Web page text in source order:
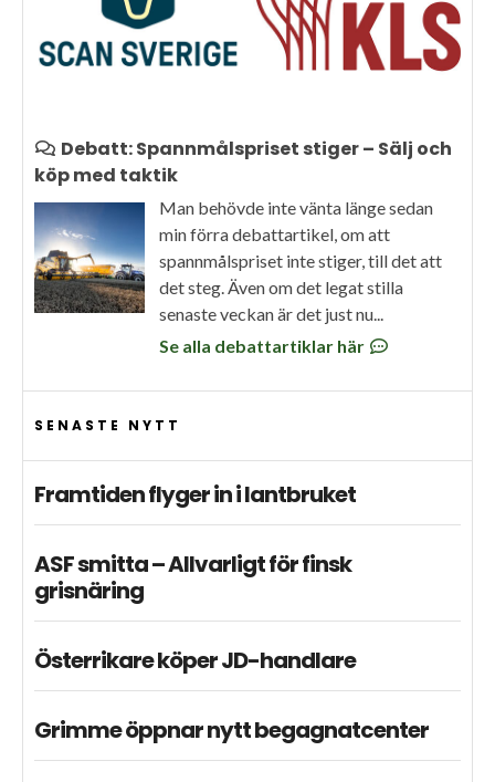
Debatt: Spannmålspriset stiger – Sälj och
köp med taktik
Man behövde inte vänta länge sedan
min förra debattartikel, om att
spannmålspriset inte stiger, till det att
det steg. Även om det legat stilla
senaste veckan är det just nu...
Se alla debattartiklar här
SENASTE NYTT
Framtiden flyger in i lantbruket
ASF smitta – Allvarligt för finsk
grisnäring
Österrikare köper JD-handlare
Grimme öppnar nytt begagnatcenter